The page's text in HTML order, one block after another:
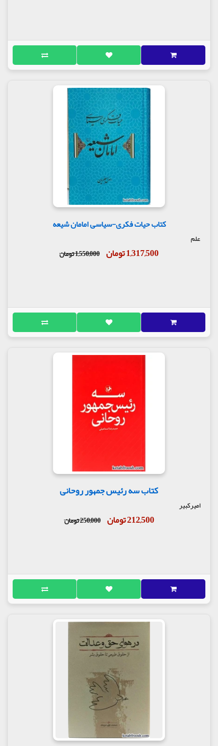
کتاب حیات فکری-سیاسی امامان شیعه
علم
1,317,500 تومان 1,550,000 تومان
کتاب سه رئیس جمهور روحانی
امیرکبیر
212,500 تومان 250,000 تومان